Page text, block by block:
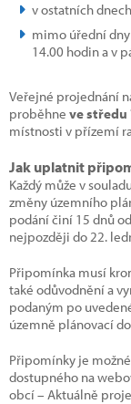
v ostatních
mimo úřední
14.00 hodin a v
Veřejné projednání
proběhne ve středu
místnosti v přízemí
Jak uplatnit
Každý může v
změny územního
podání činí 15 dnů
nejpozději do 22.
Připomínka musí
také odůvodnění a
podaným po
územně plánovací
Připomínky je
dostupného na
obcí – Aktuálně